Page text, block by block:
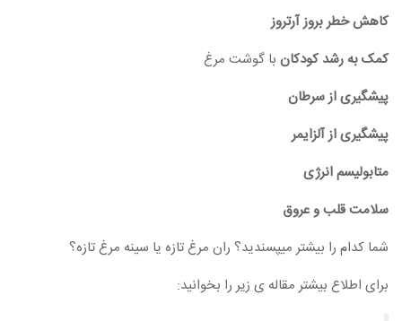
کاهش خطر بروز آرتروز
کمک به رشد کودکان با گوشت مرغ
پیشگیری از سرطان
پیشگیری از آلزایمر
متابولیسم انرژی
سلامت قلب و عروق
شما کدام را بیشتر میپسندید؟ ران مرغ تازه یا سینه مرغ تازه؟
برای اطلاع بیشتر مقاله ی زیر را بخوانید: